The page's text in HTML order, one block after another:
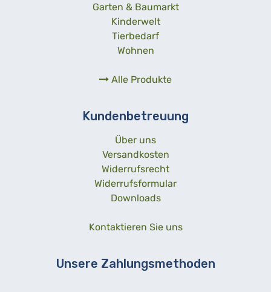
Garten & Baumarkt
Kinderwelt
Tierbedarf
Wohnen
Alle Produkte
Kundenbetreuung
Über uns
Versandkosten
Widerrufsrecht
Widerrufsformular
Downloads
Kontaktieren Sie uns
Unsere Zahlungsmethoden